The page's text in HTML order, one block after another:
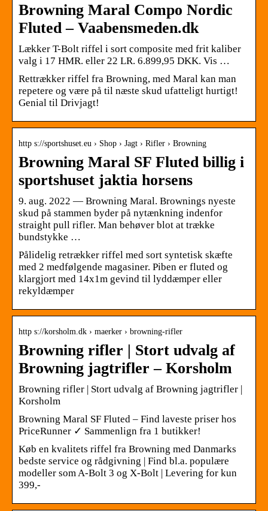
Browning Maral Compo Nordic
Fluted – Vaabensmeden.dk
Lækker T-Bolt riffel i sort composite med frit kaliber
valg i 17 HMR. eller 22 LR. 6.899,95 DKK. Vis …
Rettrækker riffel fra Browning, med Maral kan man
repetere og være på til næste skud ufatteligt hurtigt!
Genial til Drivjagt!
http s://sportshuset.eu › Shop › Jagt › Rifler › Browning
Browning Maral SF Fluted billig i
sportshuset jaktia horsens
9. aug. 2022 — Browning Maral. Brownings nyeste
skud på stammen byder på nytænkning indenfor
straight pull rifler. Man behøver blot at trække
bundstykke …
Pålidelig retrækker riffel med sort syntetisk skæfte
med 2 medfølgende magasiner. Piben er fluted og
klargjort med 14x1m gevind til lyddæmper eller
rekyldæmper
http s://korsholm.dk › maerker › browning-rifler
Browning rifler | Stort udvalg af
Browning jagtrifler – Korsholm
Browning rifler | Stort udvalg af Browning jagtrifler |
Korsholm
Browning Maral SF Fluted – Find laveste priser hos
PriceRunner ✓ Sammenlign fra 1 butikker!
Køb en kvalitets riffel fra Browning med Danmarks
bedste service og rådgivning | Find bl.a. populære
modeller som A-Bolt 3 og X-Bolt | Levering for kun
399,-